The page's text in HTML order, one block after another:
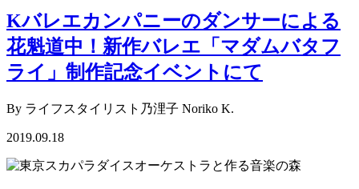
Kバレエカンパニーのダンサーによる
花魁道中！新作バレエ「マダムバタフ
ライ」制作記念イベントにて
By ライフスタイリスト乃浬子 Noriko K.
2019.09.18